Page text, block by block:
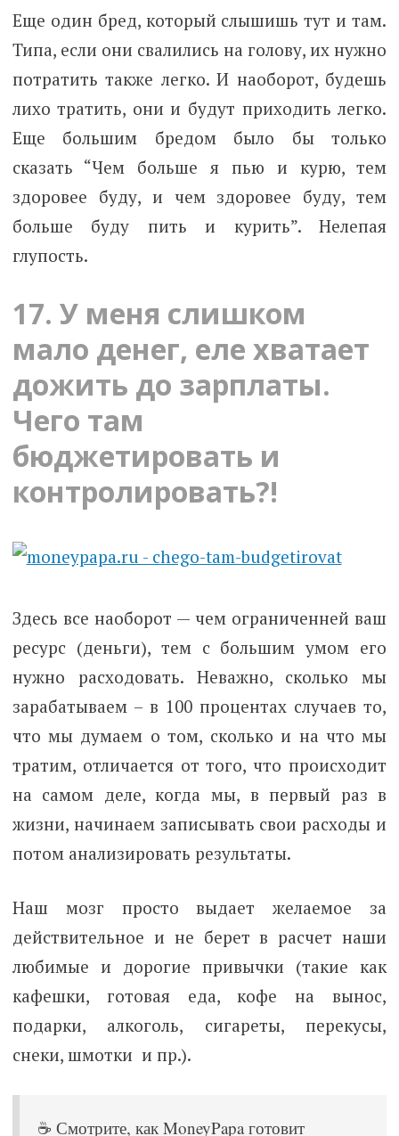
Еще один бред, который слышишь тут и там.
Типа, если они свалились на голову, их нужно
потратить также легко. И наоборот, будешь
лихо тратить, они и будут приходить легко.
Еще большим бредом было бы только
сказать “Чем больше я пью и курю, тем
здоровее буду, и чем здоровее буду, тем
больше буду пить и курить”. Нелепая
глупость.
17. У меня слишком
мало денег, еле хватает
дожить до зарплаты.
Чего там
бюджетировать и
контролировать?!
Здесь все наоборот — чем ограниченней ваш
ресурс (деньги), тем с большим умом его
нужно расходовать. Неважно, сколько мы
зарабатываем – в 100 процентах случаев то,
что мы думаем о том, сколько и на что мы
тратим, отличается от того, что происходит
на самом деле, когда мы, в первый раз в
жизни, начинаем записывать свои расходы и
потом анализировать результаты.
Наш мозг просто выдает желаемое за
действительное и не берет в расчет наши
любимые и дорогие привычки (такие как
кафешки, готовая еда, кофе на вынос,
подарки, алкоголь, сигареты, перекусы,
снеки, шмотки и пр.).
☕️ Смотрите, как MoneyPapa готовит